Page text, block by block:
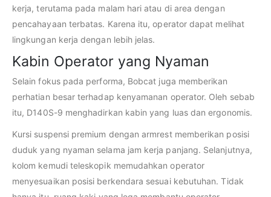
kerja, terutama pada malam hari atau di area dengan
pencahayaan terbatas. Karena itu, operator dapat melihat
lingkungan kerja dengan lebih jelas.
Kabin Operator yang Nyaman
Selain fokus pada performa, Bobcat juga memberikan
perhatian besar terhadap kenyamanan operator. Oleh sebab
itu, D140S-9 menghadirkan kabin yang luas dan ergonomis.
Kursi suspensi premium dengan armrest memberikan posisi
duduk yang nyaman selama jam kerja panjang. Selanjutnya,
kolom kemudi teleskopik memudahkan operator
menyesuaikan posisi berkendara sesuai kebutuhan. Tidak